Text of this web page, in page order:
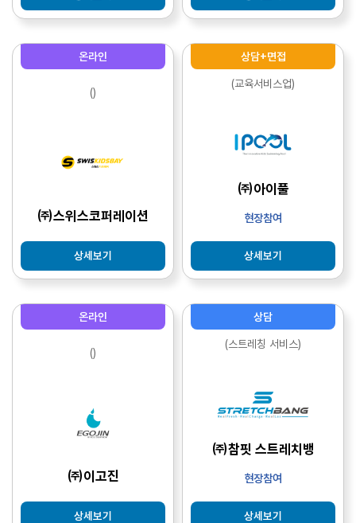
온라인
()
㈜스위스코퍼레이션
상세보기
상담+면접
(교육서비스업)
㈜아이풀
현장참여
상세보기
온라인
()
㈜이고진
상세보기
상담
(스트레칭 서비스)
㈜참핏 스트레치뱅
현장참여
상세보기